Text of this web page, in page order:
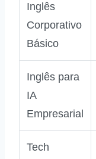
Inglês
Corporativo
Básico
Inglês para
IA
Empresarial
Tech